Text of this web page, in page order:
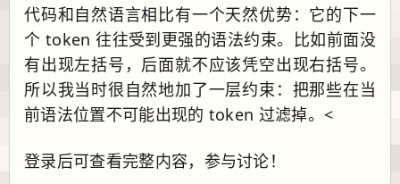
代码和自然语言相比有一个天然优势：它的下一
个 token 往往受到更强的语法约束。比如前面没
有出现左括号，后面就不应该凭空出现右括号。
所以我当时很自然地加了一层约束：把那些在当
前语法位置不可能出现的 token 过滤掉。<
登录后可查看完整内容，参与讨论！